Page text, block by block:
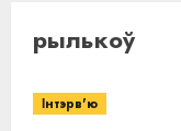
рылькоў
Інтэрв'ю